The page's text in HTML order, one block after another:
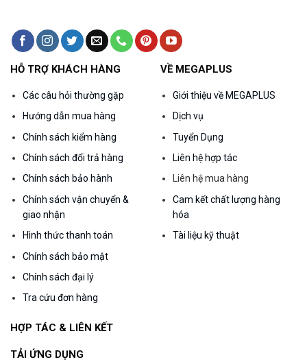
HỖ TRỢ KHÁCH HÀNG
Các câu hỏi thường gặp
Hướng dẫn mua hàng
Chính sách kiểm hàng
Chính sách đổi trả hàng
Chính sách bảo hành
Chính sách vận chuyển &
giao nhận
Hình thức thanh toán
Chính sách bảo mật
Chính sách đại lý
Tra cứu đơn hàng
VỀ MEGAPLUS
Giới thiệu về MEGAPLUS
Dịch vụ
Tuyển Dụng
Liên hệ hợp tác
Liên hệ mua hàng
Cam kết chất lượng hàng
hóa
Tài liệu kỹ thuật
HỢP TÁC & LIÊN KẾT
TẢI ỨNG DỤNG